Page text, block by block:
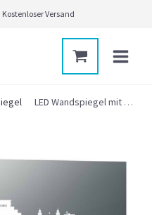
Versand
Main
Menu
LED Wandspiegel mit Skyline Motiv – Mexico Skyline